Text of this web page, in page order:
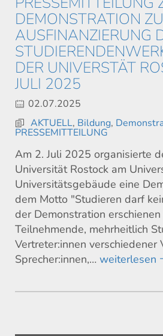
DEMONSTRATION
AUSFINANZIERUNG
DER UNIVERSTÄT
JULI 2025
02.07.2025
AKTUELL, Bildung,
PRESSEMITTEILUNG
Am 2. Juli 2025 organisierte
Universität Rostock am
Universitätsgebäude eine
dem Motto "Studieren darf
der Demonstration
Teilnehmende, mehrheitlich
Vertreter:innen verschiedener
Sprecher:innen,… weiterlesen